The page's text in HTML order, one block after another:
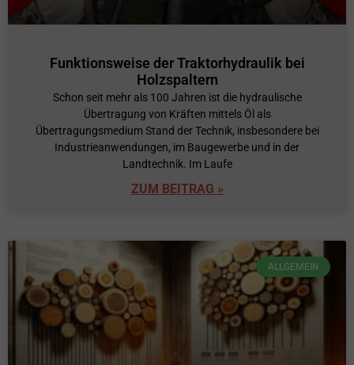
Funktionsweise der Traktorhydraulik bei
Holzspaltern
Schon seit mehr als 100 Jahren ist die hydraulische
Übertragung von Kräften mittels Öl als
Übertragungsmedium Stand der Technik, insbesondere bei
Industrieanwendungen, im Baugewerbe und in der
Landtechnik. Im Laufe
ZUM BEITRAG »
ALLGEMEIN